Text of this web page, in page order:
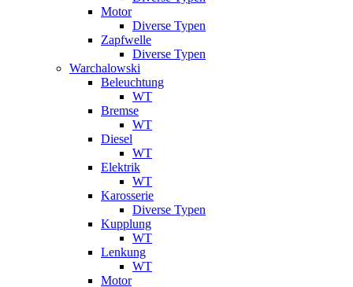
Motor
Diverse Typen
Zapfwelle
Diverse Typen
Warchalowski
Beleuchtung
WT
Bremse
WT
Diesel
WT
Elektrik
WT
Karosserie
Diverse Typen
Kupplung
WT
Lenkung
WT
Motor